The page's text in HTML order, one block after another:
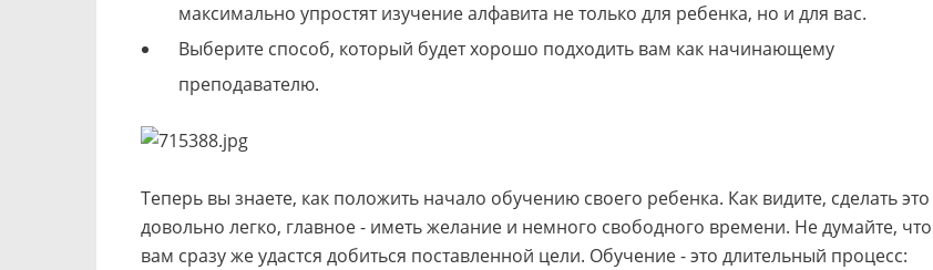
максимально упростят изучение алфавита не только для ребенка, но и для вас.
Выберите способ, который будет хорошо подходить вам как начинающему
преподавателю.
Теперь вы знаете, как положить начало обучению своего ребенка. Как видите, сделать это
довольно легко, главное - иметь желание и немного свободного времени. Не думайте, что
вам сразу же удастся добиться поставленной цели. Обучение - это длительный процесс: